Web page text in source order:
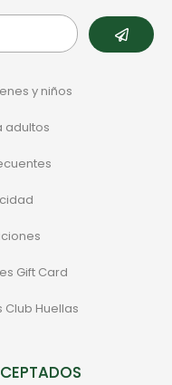
y niños
adultos
Gift Card
Huellas